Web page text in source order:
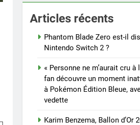
Articles récents
Phantom Blade Zero est-il
Nintendo Switch 2 ?
« Personne ne m’aurait cru à
fan découvre un moment
à Pokémon Édition Bleue,
vedette
Karim Benzema, Ballon d’Or